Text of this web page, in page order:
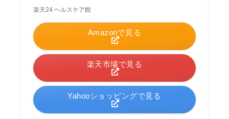
楽天24 ヘルスケア館
Amazonで見る
楽天市場で見る
Yahooショッピングで見る